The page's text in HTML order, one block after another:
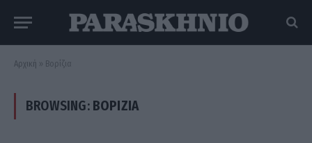
Αρχική » Βορίζια
BROWSING: ΒΟΡΊΖΙΑ